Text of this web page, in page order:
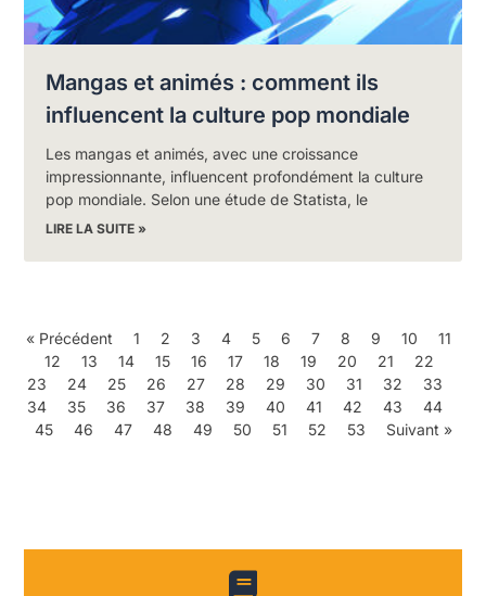
Mangas et animés : comment ils
influencent la culture pop mondiale
Les mangas et animés, avec une croissance
impressionnante, influencent profondément la culture
pop mondiale. Selon une étude de Statista, le
LIRE LA SUITE »
« Précédent 1 2 3 4 5 6 7 8 9 10
11
12
13 14 15 16 17 18 19 20 21
22
23
24 25 26 27 28 29 30 31 32
33
34
35 36 37 38 39 40 41 42 43
44
45
46 47 48 49 50 51 52 53 Suivant »